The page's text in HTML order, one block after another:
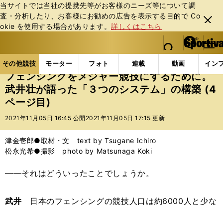
当サイトでは当社の提携先等がお客様のニーズ等について調
査・分析したり、お客様にお勧めの広告を表⽰する⽬的で Co
okie を使⽤する場合があります。詳しくはこちら
閉じ
る
web Sportiva (webスポルティーバ)
検索
マイペ
ー
ジ
メニュ
その他競技 モーター フォト 連載 動画 イン
ス
ポ
ル
テ
ー
バ
その他競技の記事一覧 その他競技 その他 フェ
フェンシングをメジャー競技にするために。
武井壮が語った「３つのシステム」の構築 (4
ページ目)
2021年11月05日 16:45 公開 2021年11月05日 17:15 更新
津金壱郎●取材・文 text by Tsugane Ichiro
松永光希●撮影 photo by Matsunaga Koki
――それはどういったことでしょうか。
武井 日本のフェンシングの競技人口は約6000人と少な